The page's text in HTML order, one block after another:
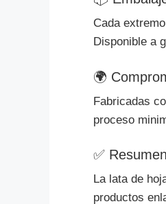
Cada
Disponible a
🌍
Fabricadas
proceso
✅ Resumen
La lata de
productos